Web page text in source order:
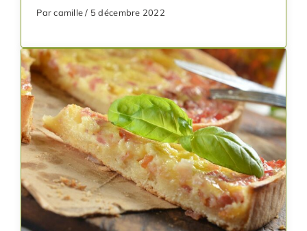
Par camille / 5 décembre 2022